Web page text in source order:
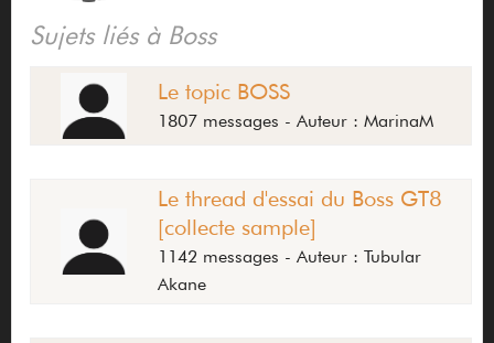
Sujets liés à Boss
Le topic BOSS
1807 messages - Auteur : MarinaM
Le thread d'essai du Boss GT8
[collecte sample]
1142 messages - Auteur : Tubular
Akane